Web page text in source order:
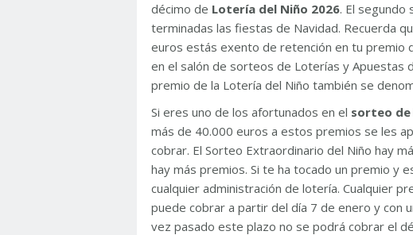
décimo de Lotería del Niño 2026. El segundo
terminadas las fiestas de Navidad. Recuerda
euros estás exento de retención en tu premio
en el salón de sorteos de Loterías y Apuestas
premio de la Lotería del Niño también se
Si eres uno de los afortunados en el sorteo de
más de 40.000 euros a estos premios se les
cobrar. El Sorteo Extraordinario del Niño hay
hay más premios. Si te ha tocado un premio y
cualquier administración de lotería. Cualquier
puede cobrar a partir del día 7 de enero y con
vez pasado este plazo no se podrá cobrar el